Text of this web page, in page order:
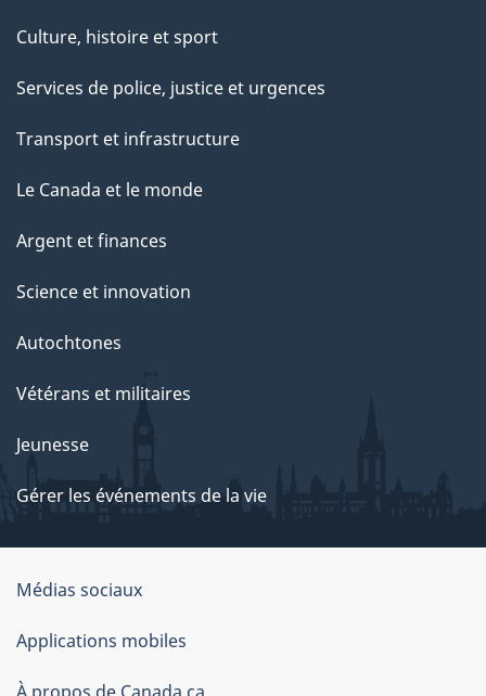
Culture, histoire et sport
Services de police, justice et urgences
Transport et infrastructure
Le Canada et le monde
Argent et finances
Science et innovation
Autochtones
Vétérans et militaires
Jeunesse
Gérer les événements de la vie
Organisation
du
gouvernement
Médias sociaux
Applications mobiles